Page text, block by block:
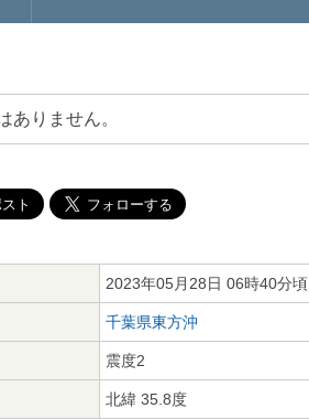
ありません。
2023年05月28日 06時40分頃
千葉県東方沖
震度2
北緯 35.8度